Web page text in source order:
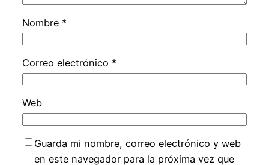
Nombre *
Correo electrónico *
Web
Guarda mi nombre, correo electrónico y web
en este navegador para la próxima vez que